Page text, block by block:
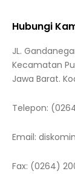
Hubungi
JL.
Kecamatan
Jawa Barat.
Telepon:
Email:
Fax: (0264)